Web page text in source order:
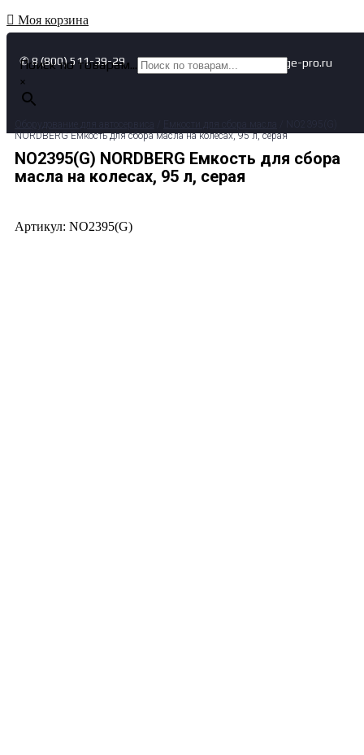
Моя корзина
✆ 8 (800) 511-39-29 ✉ info@garage-pro.ru
Поиск по товарам...
×
NORDBERG Емкость для сбора масла на колесах, 95 л, серая
NO2395(G) NORDBERG Емкость для сбора
масла на колесах, 95 л, серая
Артикул: NO2395(G)